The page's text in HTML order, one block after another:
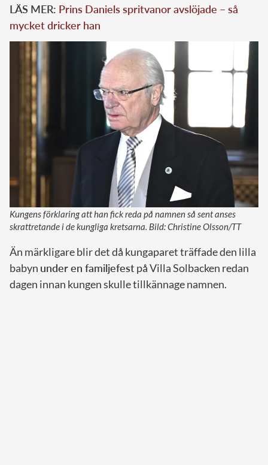
LÄS MER: Prins Daniels spritvanor avslöjade – så
mycket dricker han
Kungens förklaring att han fick reda på namnen så sent anses
skrattretande i de kungliga kretsarna. Bild: Christine Olsson/TT
Än märkligare blir det då kungaparet träffade den lilla
babyn under en familjefestpå Villa Solbacken redan
dagen innan kungen skulle tillkännage namnen.